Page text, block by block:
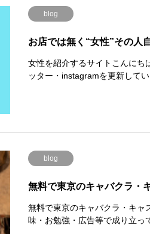
blog
お店では無く“女性”その人
女性を紹介するサイトこんにち
ッター・instagramを更新して
blog
無料で東京のキャバクラ・
無料で東京のキャバクラ・キャ
味・お勉強・広告等で成り立っ